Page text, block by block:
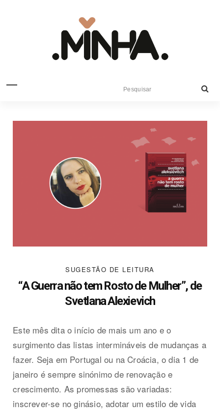
SUGESTÃO DE LEITURA
“A Guerra não tem Rosto de Mulher”, de
Svetlana Alexievich
Este mês dita o início de mais um ano e o
surgimento das listas intermináveis de mudanças a
fazer. Seja em Portugal ou na Croácia, o dia 1 de
janeiro é sempre sinónimo de renovação e
crescimento. As promessas são variadas:
inscrever-se no ginásio, adotar um estilo de vida